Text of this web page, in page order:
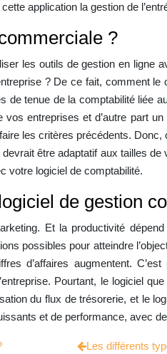
application la gestion de
?
les outils de gestion en
? De ce fait, comment
tenue de la comptabilité liée
entreprises et d’autre part
les critères précédents.
être adaptatif aux tailles
votre logiciel de comptabilité.
de gestion
Et la productivité
possibles pour atteindre
d’affaires augmentent.
Pourtant, le logiciel
du flux de trésorerie, et le
et de performance, avec
Les différents